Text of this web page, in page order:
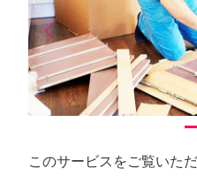
arrow_back_iosPrevious
このサービスをご覧いた